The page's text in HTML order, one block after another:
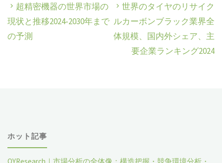
超精密機器の世界市場の
現状と推移2024-2030年まで
の予測
世界のタイヤのリサイク
ルカーボンブラック業界全
体規模、国内外シェア、主
要企業ランキング2024
ホット記事
QYResearch｜市場分析の全体像：構造把握・競争環境分析・